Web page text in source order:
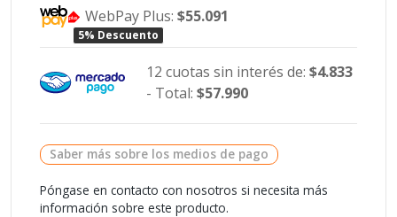
WebPay Plus:$55.091
5% Descuento
12 cuotas sin interés de: $4.833
- Total: $57.990
Saber más sobre los medios de pago
Póngase en contacto con nosotros si necesita más
información sobre este producto.